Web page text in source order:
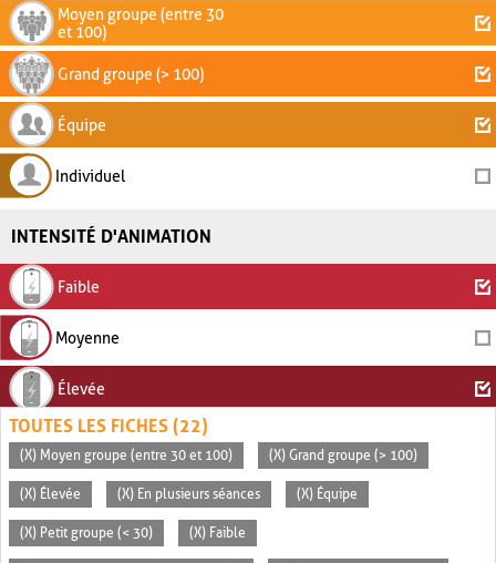
Moyen groupe (entre 30
et 100)
Grand groupe (> 100)
Équipe
Individuel
INTENSITÉ D'ANIMATION
Faible
Moyenne
Élevée
TOUTES LES FICHES (22)
(X) Moyen groupe (entre 30 et 100) (X) Grand groupe (> 100)
(X) Élevée (X) En plusieurs séances (X) Équipe
(X) Petit groupe (< 30) (X) Faible